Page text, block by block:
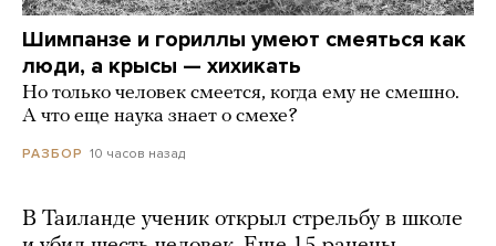
Шимпанзе и гориллы умеют смеяться как
люди, а крысы — хихикать
Но только человек смеется, когда ему не смешно.
А что еще наука знает о смехе?
РАЗБОР 10 часов назад
В Таиланде ученик открыл стрельбу в школе